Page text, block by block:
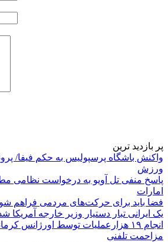
پر بازدید ترین
واکنش باشگاه پرسپولیس به حکم فیفا/
ورزش
پاسخ منفی تل آویو به درخواست نظامی
امارات
فضا باید برای حرکت‌های مردمی فراهم
یک ایرانی تبار دستیار وزیر خارجه آمریکا
انجام ۱۹ هزارعملیات توسط اورژانس
مزاحمت تلفنی